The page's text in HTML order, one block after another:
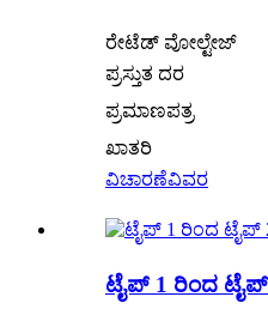
ರೇಟೆಡ್ ವೋಲ್ಟೇಜ್
ಪ್ರಸ್ತುತ ದರ
ಪ್ರಮಾಣಪತ್ರ
ಖಾತರಿ
ವಿಚಾರಣೆವಿವರ
ಟೈಪ್ 1 ರಿಂದ